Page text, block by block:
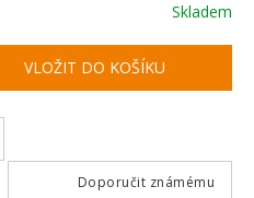
Skladem
Doporučit známému